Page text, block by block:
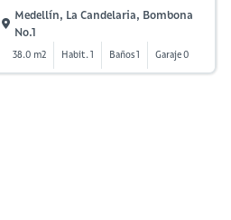
Medellín, La Candelaria, Bombona
No.1
38.0 m2 Habit. 1 Baños 1 Garaje 0